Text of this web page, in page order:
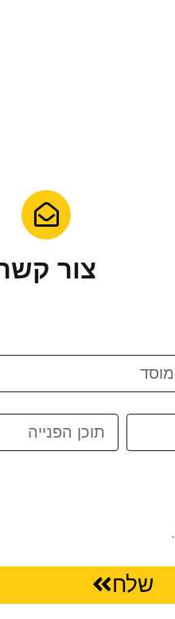
צור
.
שלח